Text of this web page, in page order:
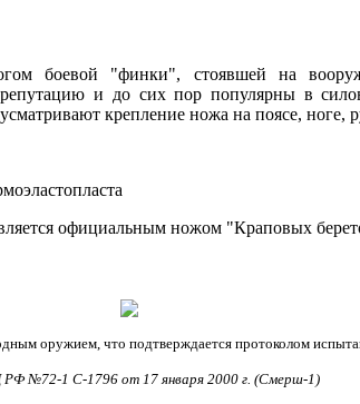
боевой "финки", стоявшей на
и до сих пор популярны в
крепление ножа на поясе, ноге,
официальным ножом "Краповых
оружием, что подтверждается протоколом
№72-1 С-1796 от 17 января 2000 г. (Смерш-1)